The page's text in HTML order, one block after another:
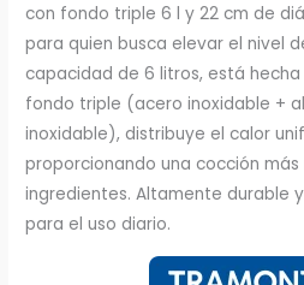
Tramontina
Allegra
cantidad
con fondo triple 6 l y 22 cm de
para quien busca elevar el nivel
capacidad de 6 litros, está
fondo triple (acero inoxidable +
inoxidable), distribuye el calor
proporcionando una cocción
ingredientes. Altamente durable
para el uso diario.